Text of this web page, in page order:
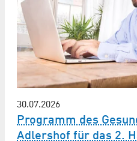
30.07.2026
Programm des
Adlershof für das 2.